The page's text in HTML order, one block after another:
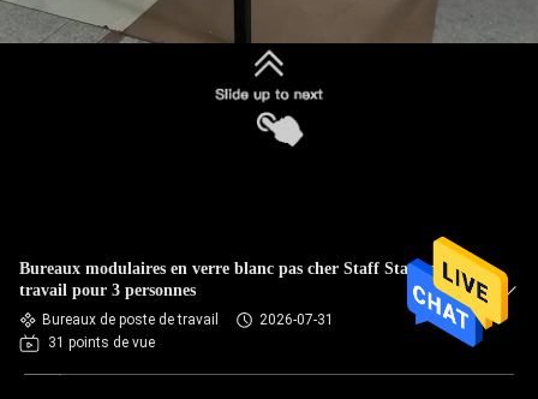
Bureaux modulaires en verre blanc pas cher Staff Station de
travail pour 3 personnes
Bureaux de poste de travail
2026-07-31
31 points de vue